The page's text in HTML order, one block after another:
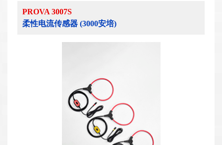
PROVA 3007S
柔性电流传感器 (3000安培)